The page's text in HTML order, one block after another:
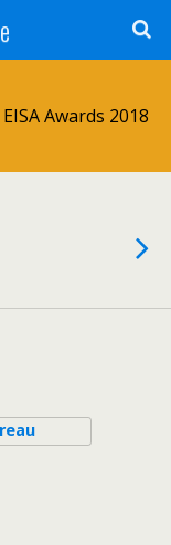
Awards 2018